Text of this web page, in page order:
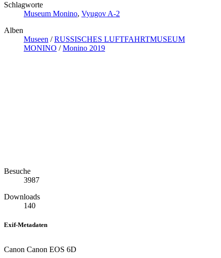
Schlagworte
Museum Monino, Vyugov A-2
Alben
Museen /RUSSISCHES LUFTFAHRTMUSEUM
MONINO /Monino 2019
Besuche
3987
Downloads
140
Exif-Metadaten
Canon Canon EOS 6D